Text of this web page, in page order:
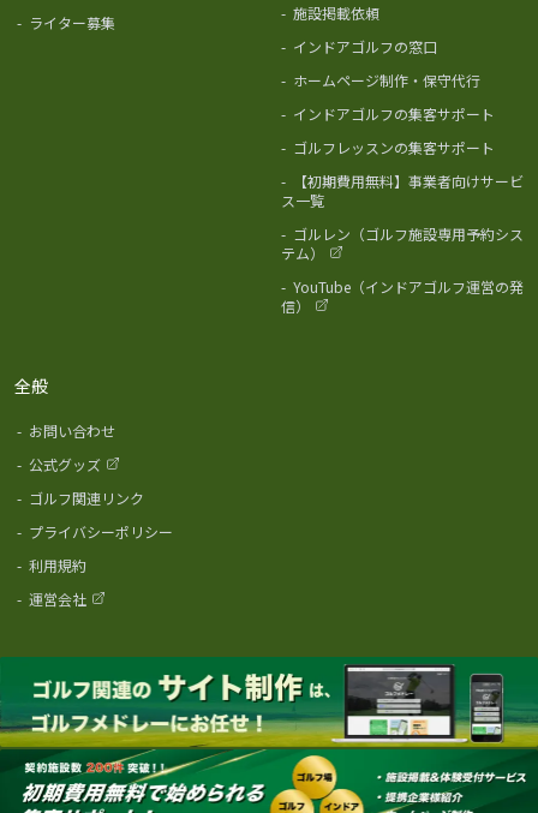
- ライター募集 - 施設掲載依頼
- インドアゴルフの窓口
- ホームページ制作・保守代行
- インドアゴルフの集客サポート
- ゴルフレッスンの集客サポート
-
【初期費用無料】事業者向けサービ
ス一覧
- ゴルレン（ゴルフ施設専用予約シス
テム）
- YouTube（インドアゴルフ運営の発
信）
全般
- お問い合わせ
- 公式グッズ
- ゴルフ関連リンク
- プライバシーポリシー
- 利用規約
- 運営会社